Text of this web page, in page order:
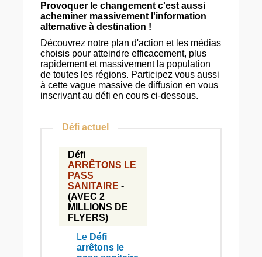
Provoquer le changement c'est aussi
acheminer massivement l'information
alternative à destination !
Découvrez notre plan d'action et les médias
choisis pour atteindre efficacement, plus
rapidement et massivement la population
de toutes les régions. Participez vous aussi
à cette vague massive de diffusion en vous
inscrivant au défi en cours ci-dessous.
Défi actuel
Défi
ARRÊTONS LE
PASS
SANITAIRE -
(AVEC 2
MILLIONS DE
FLYERS)
Le Défi
arrêtons le